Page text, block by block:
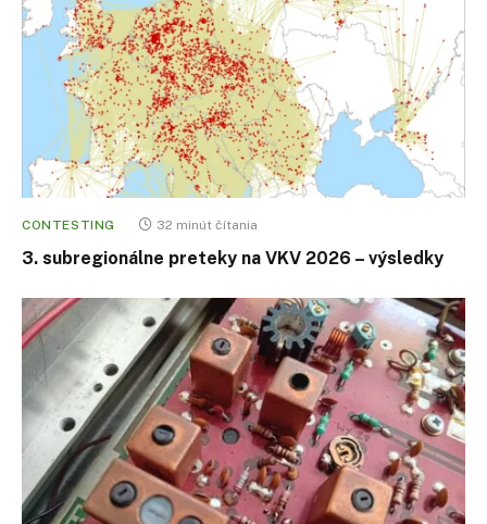
CONTESTING 32 minút čítania
3. subregionálne preteky na VKV 2026 – výsledky